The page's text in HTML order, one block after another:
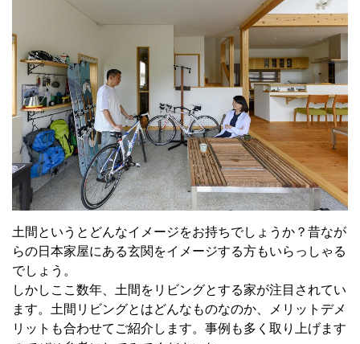
土間というとどんなイメージをお持ちでしょうか？昔なが
らの日本家屋にある玄関をイメージする方もいらっしゃる
でしょう。
しかしここ数年、土間をリビングとする家が注目されてい
ます。土間リビングとはどんなものなのか、メリットデメ
リットも合わせてご紹介します。事例も多く取り上げます